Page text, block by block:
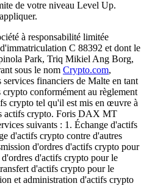
de votre niveau Level Up.
à responsabilité limitée
C 88392 et dont le
Park, Triq Mikiel Ang Borg,
sous le nom Crypto.com,
financiers de Malte en tant
conformément au règlement
crypto tel qu'il est mis en œuvre à
actifs crypto. Foris DAX MT
suivants : 1. Échange d'actifs
d'actifs crypto contre d'autres
d'ordres d'actifs crypto pour
d'actifs crypto pour le
d'actifs crypto pour le
et administration d'actifs crypto